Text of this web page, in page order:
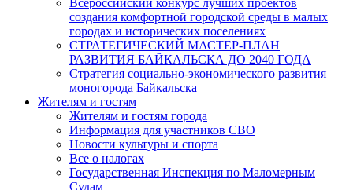
Всероссийский конкурс лучших проектов
создания комфортной городской среды в малых
городах и исторических поселениях
СТРАТЕГИЧЕСКИЙ МАСТЕР-ПЛАН
РАЗВИТИЯ БАЙКАЛЬСКА ДО 2040 ГОДА
Стратегия социально-экономического развития
моногорода Байкальска
Жителям и гостям
Жителям и гостям города
Информация для участников СВО
Новости культуры и спорта
Все о налогах
Государственная Инспекция по Маломерным
Судам